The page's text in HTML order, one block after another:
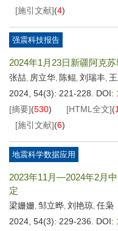
[施引文献](4)
强震科技报告
2024年1月23日新疆阿克
张喆, 房立华, 陈鲲, 刘瑞丰,
2024, 54(3): 221-228.
DOI:
[摘要](530) [HTML全文](
[施引文献](6)
地震科学数据应用
2023年11月—2024年2月
定
梁姗姗, 邹立晔, 刘艳琼, 任枭
2024, 54(3): 229-236.
DOI: